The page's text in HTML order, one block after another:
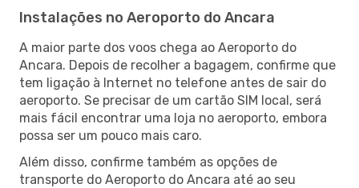
Instalações no Aeroporto do Ancara
A maior parte dos voos chega ao Aeroporto do
Ancara. Depois de recolher a bagagem, confirme que
tem ligação à Internet no telefone antes de sair do
aeroporto. Se precisar de um cartão SIM local, será
mais fácil encontrar uma loja no aeroporto, embora
possa ser um pouco mais caro.
Além disso, confirme também as opções de
transporte do Aeroporto do Ancara até ao seu